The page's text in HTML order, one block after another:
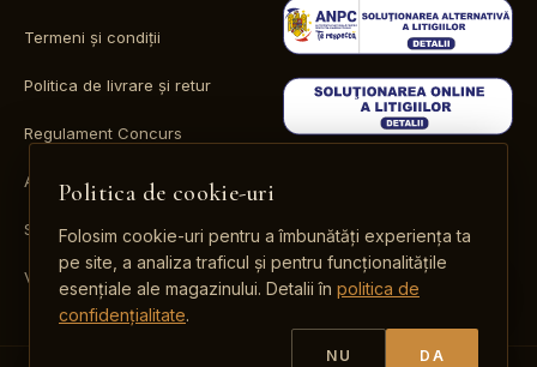
Termeni și condiții
Politica de livrare și retur
Regulament Concurs
ANPC
SOL
Valori nutriționale
Politica de cookie-uri
Folosim cookie-uri pentru a îmbunătăți experiența ta
pe site, a analiza traficul și pentru funcționalitățile
esențiale ale magazinului. Detalii în politica de
confidențialitate.
NU DA